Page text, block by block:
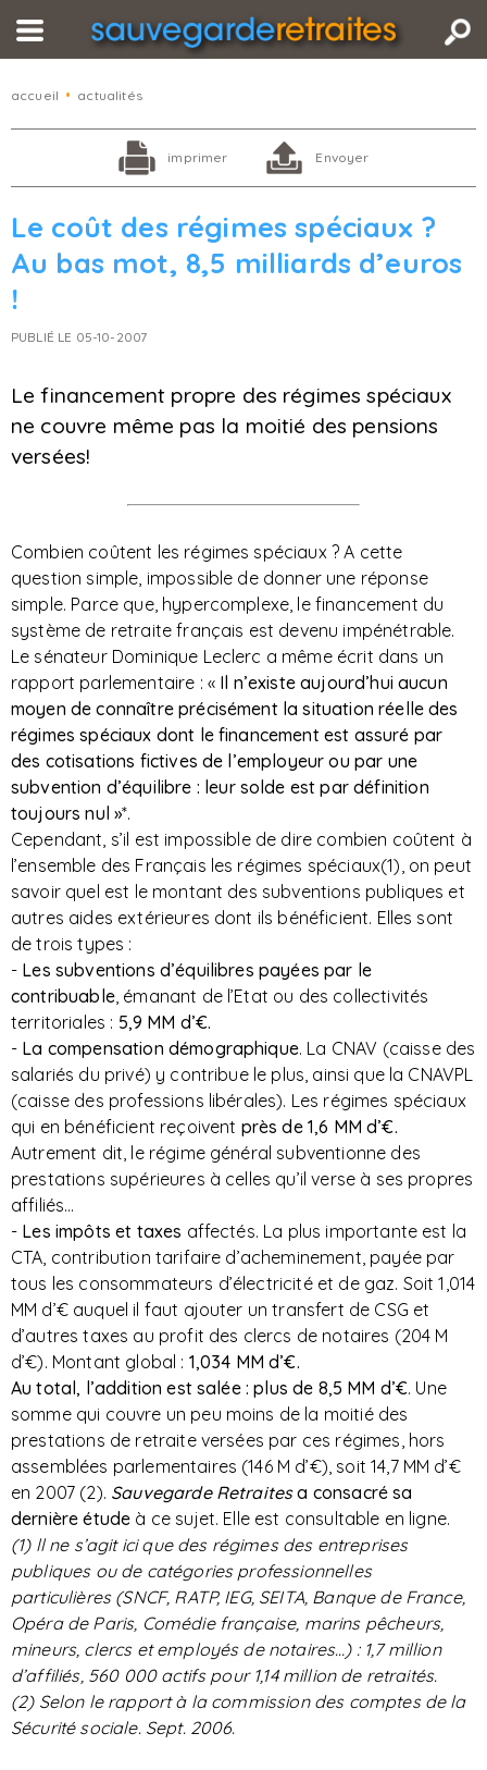
accueil • actualités
imprimer Envoyer
Le coût des régimes spéciaux ?
Au bas mot, 8,5 milliards d’euros
!
PUBLIÉ LE 05-10-2007
Le financement propre des régimes spéciaux
ne couvre même pas la moitié des pensions
versées!
Combien coûtent les régimes spéciaux ? A cette
question simple, impossible de donner une réponse
simple. Parce que, hypercomplexe, le financement du
système de retraite français est devenu impénétrable.
Le sénateur Dominique Leclerc a même écrit dans un
rapport parlementaire : « Il n’existe aujourd’hui aucun
moyen de connaître précisément la situation réelle des
régimes spéciaux dont le financement est assuré par
des cotisations fictives de l’employeur ou par une
subvention d’équilibre : leur solde est par définition
toujours nul »*.
Cependant, s’il est impossible de dire combien coûtent à
l’ensemble des Français les régimes spéciaux(1), on peut
savoir quel est le montant des subventions publiques et
autres aides extérieures dont ils bénéficient. Elles sont
de trois types :
- Les subventions d’équilibres payées par le
contribuable, émanant de l’Etat ou des collectivités
territoriales : 5,9 MM d’€.
- La compensation démographique. La CNAV (caisse des
salariés du privé) y contribue le plus, ainsi que la CNAVPL
(caisse des professions libérales). Les régimes spéciaux
qui en bénéficient reçoivent près de 1,6 MM d’€.
Autrement dit, le régime général subventionne des
prestations supérieures à celles qu’il verse à ses propres
affiliés…
- Les impôts et taxes affectés. La plus importante est la
CTA, contribution tarifaire d’acheminement, payée par
tous les consommateurs d’électricité et de gaz. Soit 1,014
MM d’€ auquel il faut ajouter un transfert de CSG et
d’autres taxes au profit des clercs de notaires (204 M
d’€). Montant global : 1,034 MM d’€.
Au total, l’addition est salée : plus de 8,5 MM d’€. Une
somme qui couvre un peu moins de la moitié des
prestations de retraite versées par ces régimes, hors
assemblées parlementaires (146 M d’€), soit 14,7 MM d’€
en 2007 (2). Sauvegarde Retraitesa consacré sa
dernière étude à ce sujet. Elle est consultable en ligne.
(1) ll ne s’agit ici que des régimes des entreprises
publiques ou de catégories professionnelles
particulières (SNCF, RATP, IEG, SEITA, Banque de France,
Opéra de Paris, Comédie française, marins pêcheurs,
mineurs, clercs et employés de notaires…) : 1,7 million
d’affiliés, 560 000 actifs pour 1,14 million de retraités.
(2) Selon le rapport à la commission des comptes de la
Sécurité sociale. Sept. 2006.